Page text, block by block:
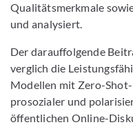
Qualitätsmerkmale
und analysiert.
Der darauffolgende
verglich die
Modellen mit Zero-
prosozialer und
öffentlichen Online-